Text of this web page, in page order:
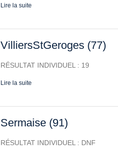
Lire la suite
VilliersStGeroges (77)
RÉSULTAT INDIVIDUEL : 19
Lire la suite
Sermaise (91)
RÉSULTAT INDIVIDUEL : DNF